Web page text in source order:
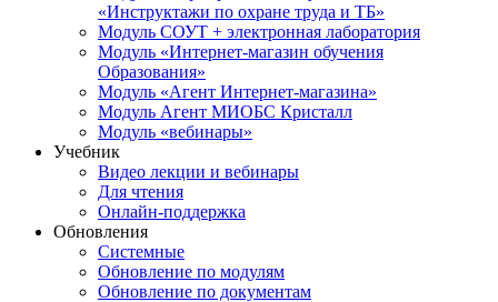
«Инструктажи по охране труда и ТБ»
Модуль СОУТ + электронная лаборатория
Модуль «Интернет-магазин обучения
Образования»
Модуль «Агент Интернет-магазина»
Модуль Агент МИОБС Кристалл
Модуль «вебинары»
Учебник
Видео лекции и вебинары
Для чтения
Онлайн-поддержка
Обновления
Системные
Обновление по модулям
Обновление по документам